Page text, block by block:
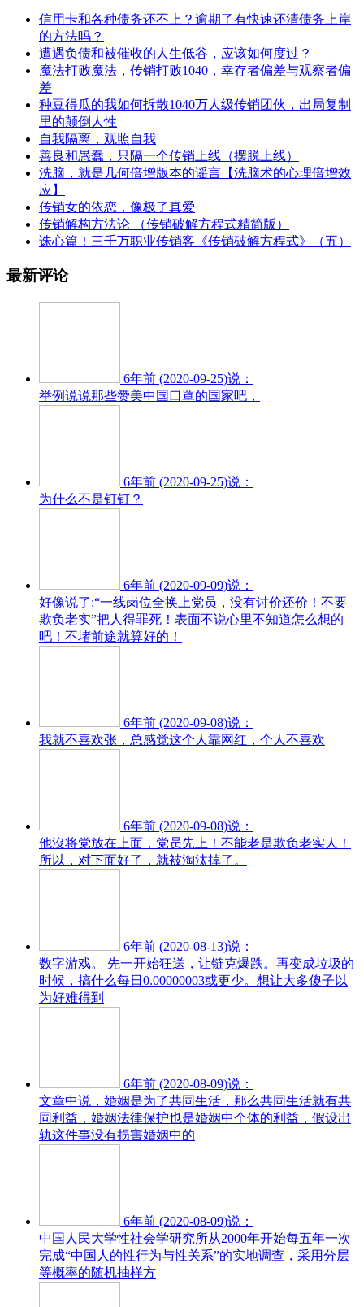
信用卡和各种债务还不上？逾期了有快速还清债务上岸
的方法吗？
遭遇负债和被催收的人生低谷，应该如何度过？
魔法打败魔法，传销打败1040，幸存者偏差与观察者偏
差
种豆得瓜的我如何拆散1040万人级传销团伙，出局复制
里的颠倒人性
自我隔离，观照自我
善良和愚蠢，只隔一个传销上线（摆脱上线）
洗脑，就是几何倍增版本的谣言【洗脑术的心理倍增效
应】
传销女的依恋，像极了真爱
传销解构方法论 （传销破解方程式精简版）
诛心篇！三千万职业传销客《传销破解方程式》（五）
最新评论
6年前 (2020-09-25)说：
举例说说那些赞美中国口罩的国家吧，
6年前 (2020-09-25)说：
为什么不是钉钉？
6年前 (2020-09-09)说：
好像说了:“一线岗位全换上党员，没有讨价还价！不要
欺负老实”把人得罪死！表面不说心里不知道怎么想的
吧！不堵前途就算好的！
6年前 (2020-09-08)说：
我就不喜欢张，总感觉这个人靠网红，个人不喜欢
6年前 (2020-09-08)说：
他沒将党放在上面，党员先上！不能老是欺负老实人！
所以，对下面好了，就被淘汰掉了。
6年前 (2020-08-13)说：
数字游戏。 先一开始狂送，让链克爆跌。再变成垃圾的
时候，搞什么每日0.00000003或更少。想让大多傻子以
为好难得到
6年前 (2020-08-09)说：
文章中说，婚姻是为了共同生活，那么共同生活就有共
同利益，婚姻法律保护也是婚姻中个体的利益，假设出
轨这件事没有损害婚姻中的
6年前 (2020-08-09)说：
中国人民大学性社会学研究所从2000年开始每五年一次
完成“中国人的性行为与性关系”的实地调查，采用分层
等概率的随机抽样方